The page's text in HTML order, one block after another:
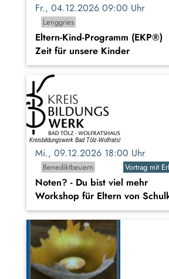
Fr., 04.12.2026 09:00 Uhr
Lenggries
Eltern-Kind-Programm (EKP®)
Zeit für unsere Kinder
Mi., 09.12.2026 18:00 Uhr
Benediktbeuern
Vortrag mit
Noten? - Du bist viel mehr
Workshop für Eltern von